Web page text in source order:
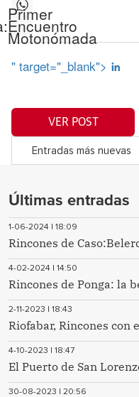
Primer
Encuentro
Motonómada
" target="_blank">
VER POST
Entradas más nuevas
Últimas entradas
1-06-2024 | 18:09
Rincones de
4-02-2024 | 14:50
Rincones de Ponga: la
2-11-2023 | 18:43
Riofabar, Rincones con
4-10-2023 | 18:47
El Puerto de San
30-08-2023 | 20:56